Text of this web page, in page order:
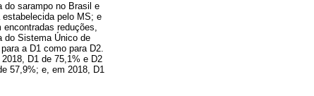
do sarampo no Brasil e
pelo MS; e
reduções,
do Sistema Único de
a D1 como para D2.
D1 de 75,1% e D2
57,9%; e, em 2018, D1